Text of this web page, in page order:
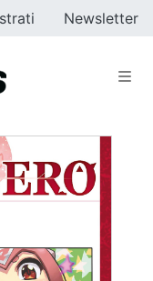
Newsletter